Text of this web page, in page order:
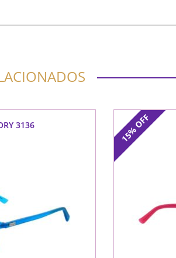
3136 15%
OFF